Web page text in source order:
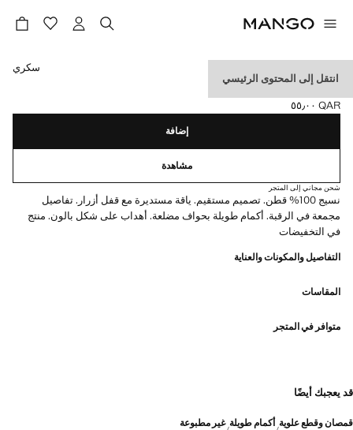
انتقل إلى المحتوى الرئيسي
تيشيرت بتأثير بالون
السعر الحالي [QAR ٥٥٫٠٠ ]
QAR ٥٥٫٠٠
حدد اللون
سكري
إضافة
مشاهدة
شحن مجاني إلى المتجر
نسيج 100% قطن. تصميم مستقيم. ياقة مستديرة مع قفل أزرار. تفاصيل
مجمعة في الرقبة. أكمام طويلة بحواف مضلعة. أهداب على شكل بالون. منتج
في التخفيضات
التفاصيل والمكونات والعناية
المقاسات
متوافر في المتجر
قد يعجبك أيضًا
قمصان وقطع علوية أكمام طويلة غير مطبوعة